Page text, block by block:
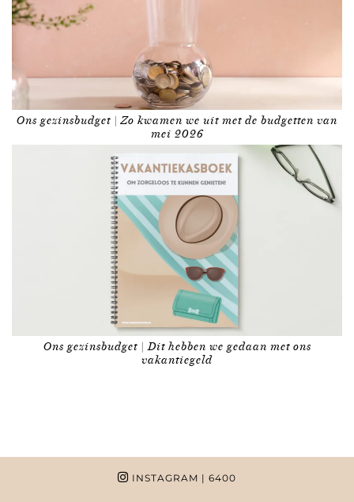
Ons gezinsbudget | Zo kwamen we uit met de budgetten van
mei 2026
Ons gezinsbudget | Dit hebben we gedaan met ons
vakantiegeld
INSTAGRAM | 6400